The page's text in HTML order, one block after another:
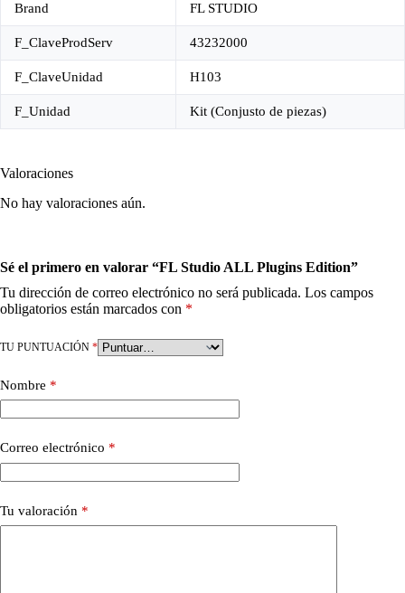
Brand FL STUDIO
F_ClaveProdServ 43232000
F_ClaveUnidad H103
F_Unidad Kit (Conjusto de piezas)
Valoraciones
No hay valoraciones aún.
Sé el primero en valorar “FL Studio ALL Plugins Edition”
Tu dirección de correo electrónico no será publicada. Los campos
obligatorios están marcados con *
TU PUNTUACIÓN *
Nombre *
Correo electrónico *
Tu valoración *